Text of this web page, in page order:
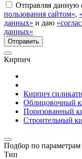
Отправляя данную
пользования сайтом»,
данных» и даю
данных»
Кирпич
Кирпич
Облицовочный
Поризованный
Строительный
Подбор по параметрам
Тип